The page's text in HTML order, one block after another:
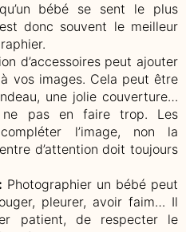
bébé se sent le plus
donc souvent le meilleur
d’accessoires peut ajouter
vos images. Cela peut être
une jolie couverture…
ne pas en faire trop. Les
l’image, non la
d’attention doit toujours
Photographier un bébé peut
pleurer, avoir faim… Il
patient, de respecter le